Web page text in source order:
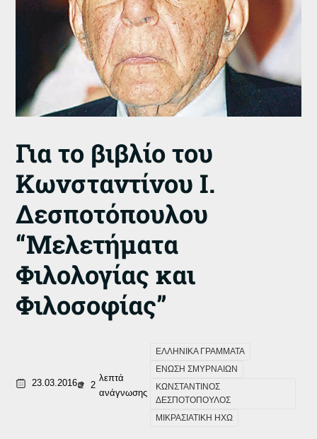
Για το βιβλίο του
Κωνσταντίνου Ι.
Δεσποτόπουλου
“Μελετήματα
Φιλολογίας και
Φιλοσοφίας”
23.03.2016 2
λεπτά
ανάγνωσης
ΕΛΛΗΝΙΚΑ ΓΡΑΜΜΑΤΑ
ΕΝΩΣΗ ΣΜΥΡΝΑΙΩΝ
ΚΩΝΣΤΑΝΤΙΝΟΣ
ΔΕΣΠΟΤΟΠΟΥΛΟΣ
ΜΙΚΡΑΣΙΑΤΙΚΗ ΗΧΩ